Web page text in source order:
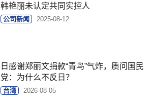
韩艳丽未认定共同实控人
公司新闻 2025-08-12
日感谢郑丽文捐款“青鸟”气炸，质问国民
党：为什么不反日？
台湾 2026-08-05